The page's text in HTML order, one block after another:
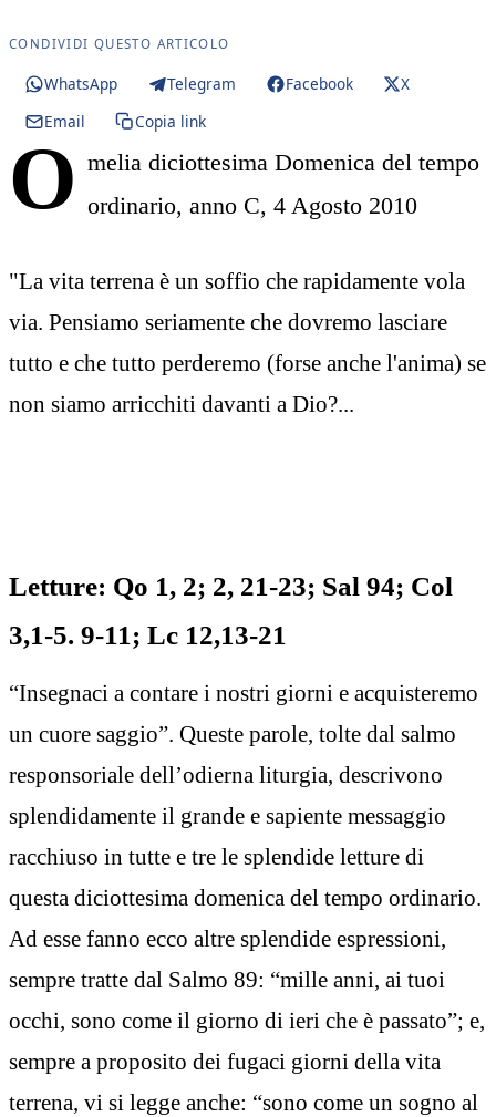
CONDIVIDI QUESTO ARTICOLO
WhatsApp Telegram Facebook
X
Email
Copia link
O melia diciottesima Domenica del tempo
ordinario, anno C, 4 Agosto 2010
"La vita terrena è un soffio che rapidamente vola
via. Pensiamo seriamente che dovremo lasciare
tutto e che tutto perderemo (forse anche l'anima) se
non siamo arricchiti davanti a Dio?...
Letture: Qo 1, 2; 2, 21-23; Sal 94; Col
3,1-5. 9-11; Lc 12,13-21
“Insegnaci a contare i nostri giorni e acquisteremo
un cuore saggio”. Queste parole, tolte dal salmo
responsoriale dell’odierna liturgia, descrivono
splendidamente il grande e sapiente messaggio
racchiuso in tutte e tre le splendide letture di
questa diciottesima domenica del tempo ordinario.
Ad esse fanno ecco altre splendide espressioni,
sempre tratte dal Salmo 89: “mille anni, ai tuoi
occhi, sono come il giorno di ieri che è passato”; e,
sempre a proposito dei fugaci giorni della vita
terrena, vi si legge anche: “sono come un sogno al